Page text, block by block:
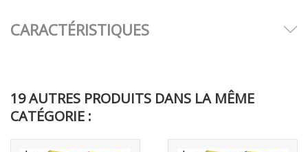
CARACTÉRISTIQUES
19 AUTRES PRODUITS DANS LA MÊME
CATÉGORIE :